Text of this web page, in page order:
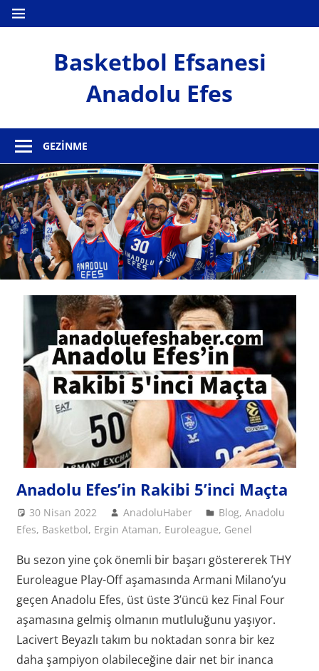
İçeriğe
geç MENÜ
Basketbol Efsanesi
Anadolu Efes
Efes
Sitesi
GEZINME
Anadolu Efes’in Rakibi 5’inci Maçta
30 Nisan 2022 AnadoluHaber Blog,Anadolu
Efes, Basketbol, Ergin Ataman, Euroleague, Genel
Bu sezon yine çok önemli bir başarı göstererek THY
Euroleague Play-Off aşamasında Armani Milano’yu
geçen Anadolu Efes, üst üste 3’üncü kez Final Four
aşamasına gelmiş olmanın mutluluğunu yaşıyor.
Lacivert Beyazlı takım bu noktadan sonra bir kez
daha şampiyon olabileceğine dair net bir inanca